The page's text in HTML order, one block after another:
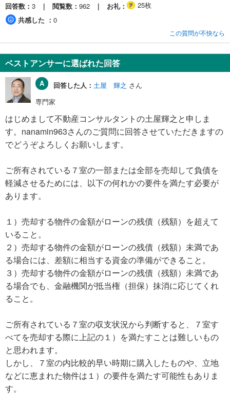
回答数
3 閲覧数 962 お礼
25枚
共感した
0
この質問が不快なら
ベストアンサーに選ばれた回答
回答した人： 土屋 輝之 さん
専門家
はじめまして不動産コンサルタントの土屋輝之と申しま
す。nanamin963さんのご質問に回答させていただきますの
でどうぞよろしくお願いします。
ご所有されている７室の一部または全部を売却して負債を
軽減させるためには、以下の何れかの要件を満たす必要が
あります。
１）売却する物件の金額がローンの残債（残額）を超えて
いること。
２）売却する物件の金額がローンの残債（残額）未満であ
る場合には、差額に相当する資金の準備ができること。
３）売却する物件の金額がローンの残債（残額）未満であ
る場合でも、金融機関が抵当権（担保）抹消に応じてくれ
ること。
ご所有されている７室の収支状況から判断すると、７室す
べてを売却する際に上記の１）を満たすことは難しいもの
と思われます。
しかし、７室の内比較的早い時期に購入したものや、立地
などに恵まれた物件は１）の要件を満たす可能性もありま
す。